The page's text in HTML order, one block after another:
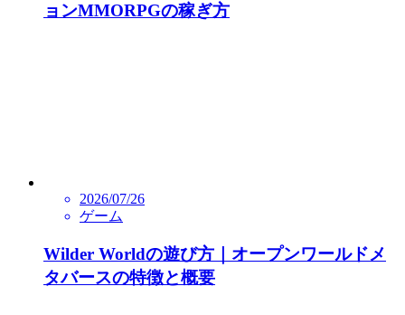
ョンMMORPGの稼ぎ方
2026/07/26
ゲーム
Wilder Worldの遊び方｜オープンワールドメ
タバースの特徴と概要